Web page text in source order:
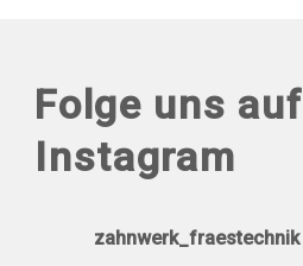
Folge uns auf
Instagram
zahnwerk_fraestechnik